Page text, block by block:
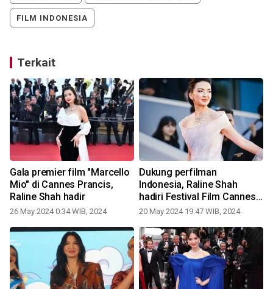
FILM INDONESIA
Terkait
Gala premier film "Marcello
Mio" di Cannes Prancis,
Raline Shah hadir
26 May 2024 0:34 WIB, 2024
Dukung perfilman
Indonesia, Raline Shah
hadiri Festival Film Cannes
2024
20 May 2024 19:47 WIB, 2024